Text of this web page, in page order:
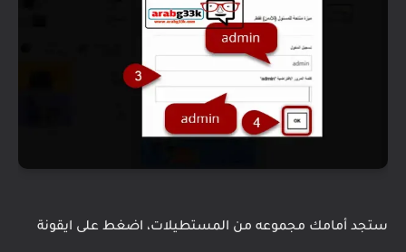
ستجد أمامك مجموعه من المستطيلات، اضغط على ايقونة